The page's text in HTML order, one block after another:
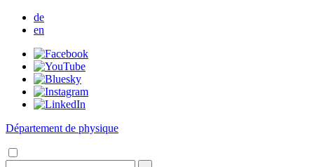
de
en
Département de physique